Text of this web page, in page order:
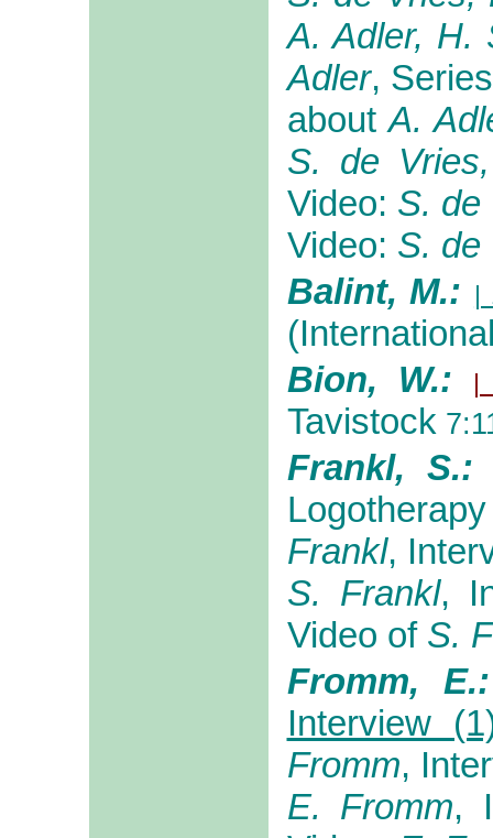
A. Adler, H.
Adler, Series
aboutA.
S. de
Video: S. de
Video: S. de
Balint, M.: |
Bion, W.:
|
Tavistock
Frankl,
Logotherapy
Frankl,
S. Frankl,
Video of S.
Fromm,
Interview
Fromm,
E. Fromm,